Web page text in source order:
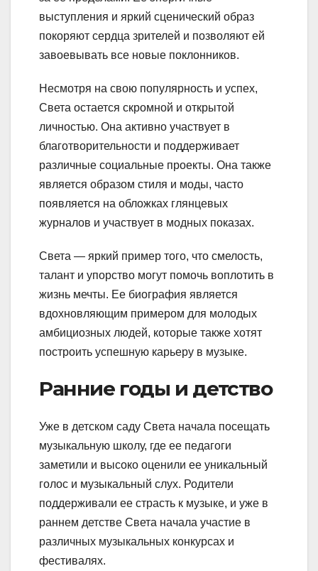
выступления и яркий сценический образ
покоряют сердца зрителей и позволяют ей
завоевывать все новые поклонников.
Несмотря на свою популярность и успех,
Света остается скромной и открытой
личностью. Она активно участвует в
благотворительности и поддерживает
различные социальные проекты. Она также
является образом стиля и моды, часто
появляется на обложках глянцевых
журналов и участвует в модных показах.
Света — яркий пример того, что смелость,
талант и упорство могут помочь воплотить в
жизнь мечты. Ее биография является
вдохновляющим примером для молодых
амбициозных людей, которые также хотят
построить успешную карьеру в музыке.
Ранние годы и детство
Уже в детском саду Света начала посещать
музыкальную школу, где ее педагоги
заметили и высоко оценили ее уникальный
голос и музыкальный слух. Родители
поддерживали ее страсть к музыке, и уже в
раннем детстве Света начала участие в
различных музыкальных конкурсах и
фестивалях.